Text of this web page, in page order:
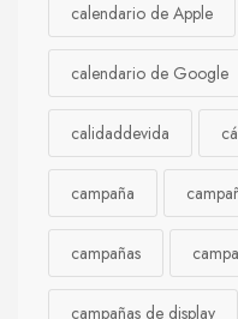
calendario de Apple
calendario de Google
calidaddevida
campaña
campañas
campañas de display